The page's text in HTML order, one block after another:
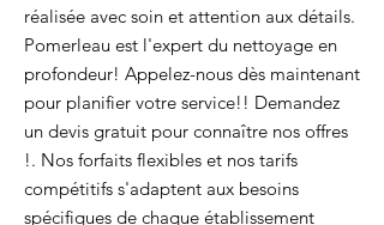
réalisée avec soin et attention aux détails.
Pomerleau est l'expert du nettoyage en
profondeur! Appelez-nous dès maintenant
pour planifier votre service!! Demandez
un devis gratuit pour connaître nos offres
!. Nos forfaits flexibles et nos tarifs
compétitifs s'adaptent aux besoins
spécifiques de chaque établissement